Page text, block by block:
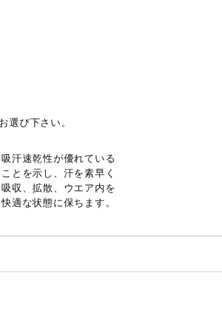
選び下さい。
吸汗速乾性が優れている
ことを示し、汗を素早く
吸収、拡散、ウエア内を
快適な状態に保ちます。